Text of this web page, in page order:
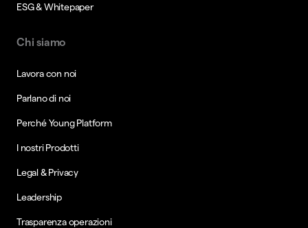
ESG & Whitepaper
Chi siamo
Lavora con noi
Parlano di noi
Perché Young Platform
I nostri Prodotti
Legal & Privacy
Leadership
Trasparenza operazioni